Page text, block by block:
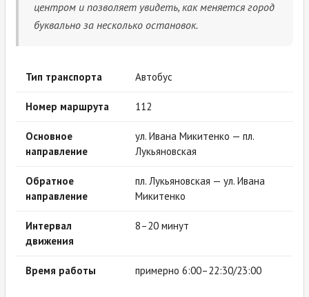
центром и позволяет увидеть, как меняется город
буквально за несколько остановок.
Тип транспорта Автобус
Номер маршрута 112
Основное
направление
ул. Ивана Микитенко — пл.
Лукьяновская
Обратное
направление
пл. Лукьяновская — ул. Ивана
Микитенко
Интервал
движения
8–20 минут
Время работы примерно 6:00–22:30/23:00